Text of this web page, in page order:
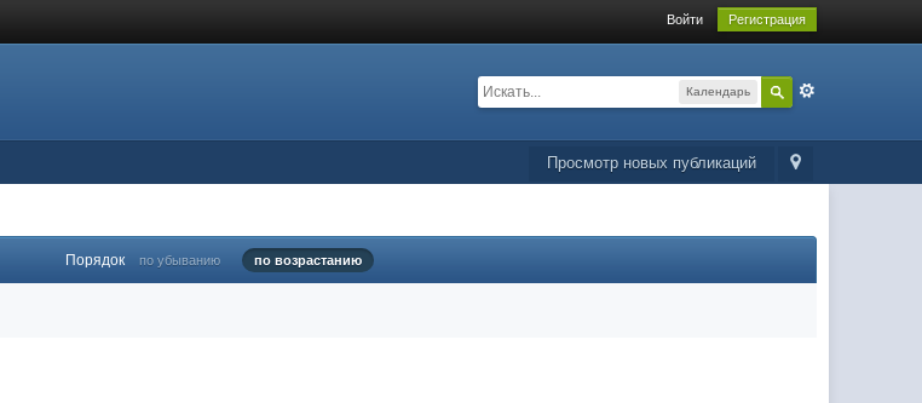
Войти Регистрация
Календарь
Просмотр новых публикаций
Порядок по убыванию по возрастанию